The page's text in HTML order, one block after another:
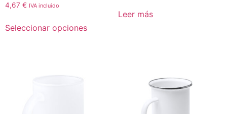
4,67 € IVA incluido
Seleccionar opciones
Leer más